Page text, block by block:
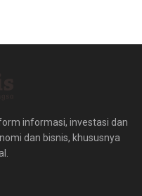
informasi, investasi dan
dan bisnis, khususnya